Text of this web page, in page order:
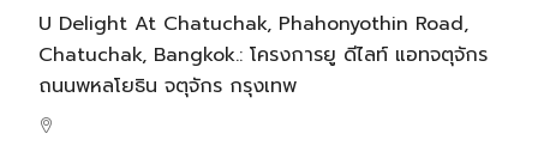
U Delight At Chatuchak, Phahonyothin Road,
Chatuchak, Bangkok.: โครงการยู ดีไลท์ แอทจตุจักร
ถนนพหลโยธิน จตุจักร กรุงเทพ